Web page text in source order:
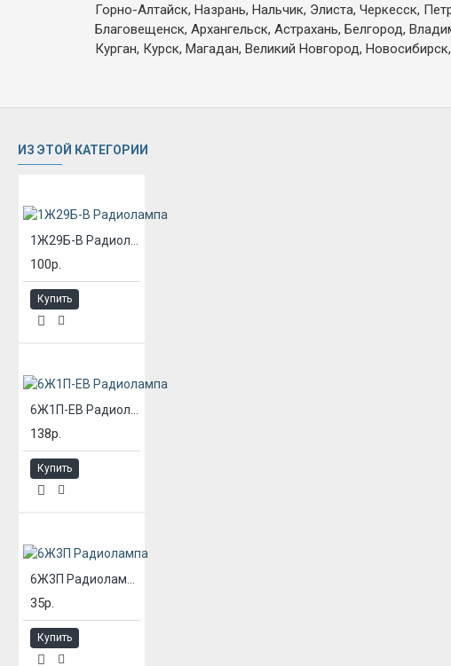
Горно-Алтайск, Назрань, Нальчик, Элиста, Черкесск,
Благовещенск, Архангельск, Астрахань, Белгород,
Курган, Курск, Магадан, Великий Новгород,
ИЗ ЭТОЙ КАТЕГОРИИ
100р.
Купить
138р.
Купить
35р.
Купить